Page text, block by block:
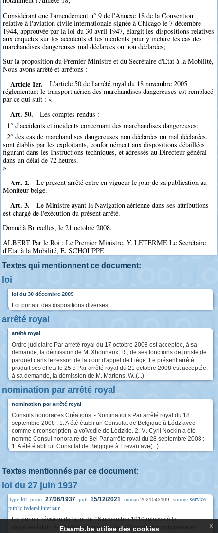
Considérant que l'amendement n° 9 de l'Annexe 18 de la Convention
relative à l'aviation civile internationale signée à Chicago le 7 décembre
1944, approuvée par la loi du 30 avril 1947, élargit les dispositions relatives
aux enquêtes sur les accidents et les incidents pour y inclure les cas des
marchandises dangereuses mal déclarées ou non déclarées;
Sur la proposition du Premier Ministre et du Secrétaire d'Etat à la Mobilité,
Nous avons arrêté et arrêtons :
Article 1er.
L'article 50 de l'arrêté royal du 18 novembre 2005
réglementant le transport aérien des marchandises dangereuses est remplacé
par ce qui suit : «
Art. 50.
Les comptes rendus :
1° d'accidents et incidents concernant des marchandises dangereuses;
2° des cas de marchandises dangereuses non déclarées ou mal déclarées,
sont établis par les exploitants, conformément aux dispositions détaillées
figurant dans les Instructions techniques, et adressés au Directeur général
dans un délai de 72 heures.
»
Art. 2.
Le présent arrêté entre en vigueur le jour de sa publication au
Moniteur belge.
Art. 3.
Le Ministre ayant la Navigation aérienne dans ses attributions
est chargé de l'exécution du présent arrêté.
Donné à Bruxelles, le 21 octobre 2008.
ALBERT Par le Roi : Le Premier Ministre, Y. LETERME Le Secrétaire
d'Etat à la Mobilité, E. SCHOUPPE
Textes qui mentionnent ce document:
loi
loi du 30 décembre 2009
Loi portant des dispositions diverses
arrêté royal
arrêté royal
Ordre judiciaire Par arrêté royal du 17 octobre 2008 est acceptée, à sa
demande, la démission de M. Xhonneux, R., de ses fonctions de juriste de
parquet dans le ressort de la cour d'appel de Liège. Le présent arrêté
produit ses effets le 25 o Par arrêté royal du 21 octobre 2008 est acceptée,
à sa demande, la démission de M. Martens, W.,(...)
nomination par arrêté royal
nomination par arrêté royal
Consuls honoraires Créations. - Nominations Par arrêté royal du 18
septembre 2008 : 1. A été établi un Consulat de Belgique à Lódz avec
comme circonscription la voïvodie de Lódzkie. 2. M. Cyril Nockin a été
nommé Consul honoraire de Bel Par arrêté royal du 28 septembre 2008 :
1. A été établi un Consulat de Belgique à Erevan ave(...)
Textes mentionnés par ce document:
loi du 27 juin 1937
type loi prom. 27/06/1937 pub. 15/12/2021 numac 2021043109 source service
public federal interieur
Loi portant révision de la loi du 16 novembre 1919 relative à la
réglementation de la navigation aérienne. - Coordination officieuse en
Etaamb.be utilise des cookies x